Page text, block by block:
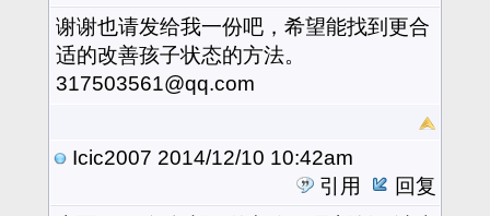
谢谢也请发给我一份吧，希望能找到更合
适的改善孩子状态的方法。
317503561@qq.com
Icic2007 2014/12/10 10:42am
引用
回复